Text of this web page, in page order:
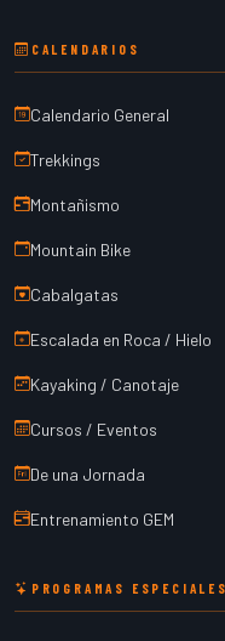
CALENDARIOS
Calendario General
Trekkings
Montañismo
Mountain Bike
Cabalgatas
Escalada en Roca / Hielo
Kayaking / Canotaje
Cursos / Eventos
De una Jornada
Entrenamiento GEM
PROGRAMAS ESPECIALES